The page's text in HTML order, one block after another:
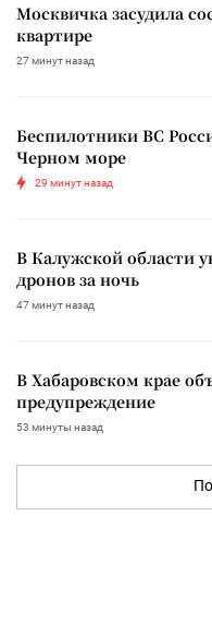
Москвичка засудила
квартире
27 минут назад
Беспилотники ВС
Черном море
29 минут назад
В Калужской области
дронов за ночь
47 минут назад
В Хабаровском крае
предупреждение
53 минуты назад